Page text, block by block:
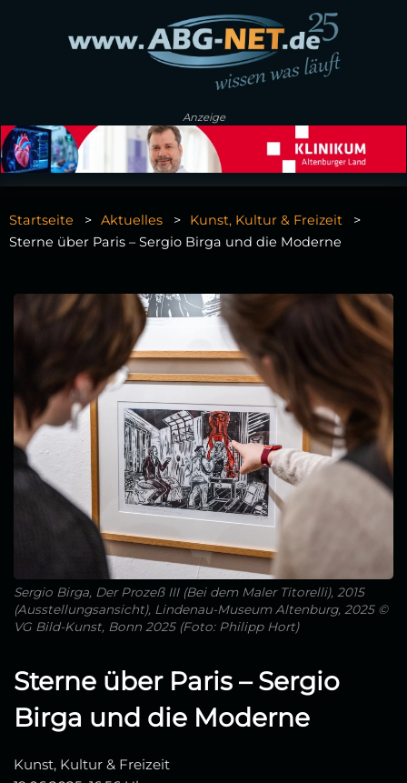
Anzeige
Startseite Aktuelles
Kunst, Kultur & Freizeit
Sterne über Paris – Sergio Birga und die Moderne
Sergio Birga, Der Prozeß III (Bei dem Maler Titorelli), 2015
(Ausstellungsansicht), Lindenau-Museum Altenburg, 2025 ©
VG Bild-Kunst, Bonn 2025 (Foto: Philipp Hort)
Sterne über Paris – Sergio
Birga und die Moderne
Kunst, Kultur & Freizeit